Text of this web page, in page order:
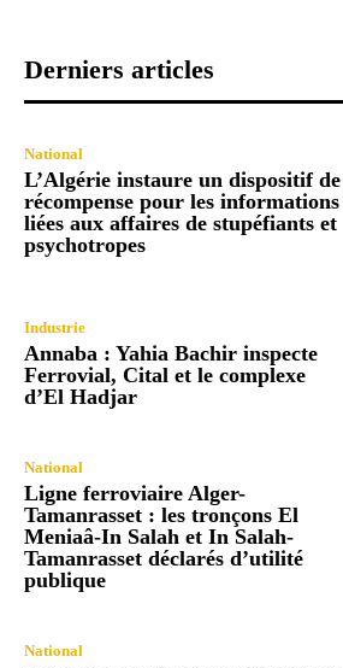
Derniers articles
National
L’Algérie instaure un dispositif de
récompense pour les informations
liées aux affaires de stupéfiants et
psychotropes
Industrie
Annaba : Yahia Bachir inspecte
Ferrovial, Cital et le complexe
d’El Hadjar
National
Ligne ferroviaire Alger-
Tamanrasset : les tronçons El
Meniaâ-In Salah et In Salah-
Tamanrasset déclarés d’utilité
publique
National